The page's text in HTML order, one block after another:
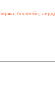
, блокчейн,